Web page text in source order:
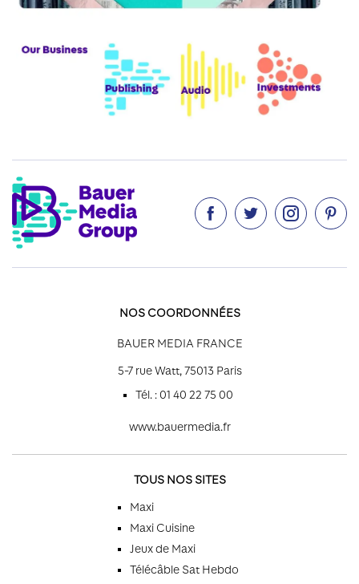
   
NOS COORDONNÉES
BAUER MEDIA FRANCE
5-7 rue Watt, 75013 Paris
Tél. : 01 40 22 75 00
www.bauermedia.fr
TOUS NOS SITES
Maxi
Maxi Cuisine
Jeux de Maxi
Télécâble Sat Hebdo